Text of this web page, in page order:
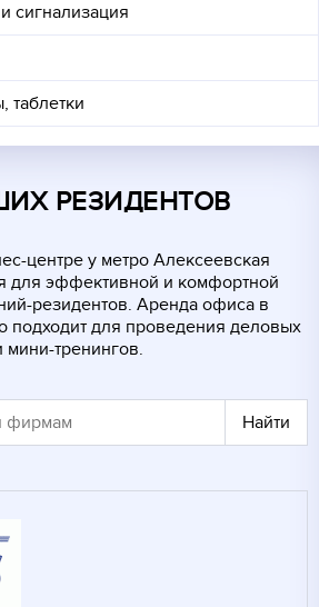
ДЛЯ
Годовикова, 9
59
сигнализация
таблетки
РЕЗИДЕНТОВ
центре у метро Алексеевская
для эффективной и комфортной
резидентов. Аренда офиса в
подходит для проведения деловых
тренингов.